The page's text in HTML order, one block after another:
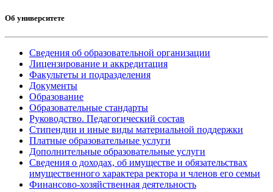
Об университете
Сведения об образовательной организации
Лицензирование и аккредитация
Факультеты и подразделения
Документы
Образование
Образовательные стандарты
Руководство. Педагогический состав
Стипендии и иные виды материальной поддержки
Платные образовательные услуги
Дополнительные образовательные услуги
Сведения о доходах, об имуществе и обязательствах
имущественного характера ректора и членов его семьи
Финансово-хозяйственная деятельность